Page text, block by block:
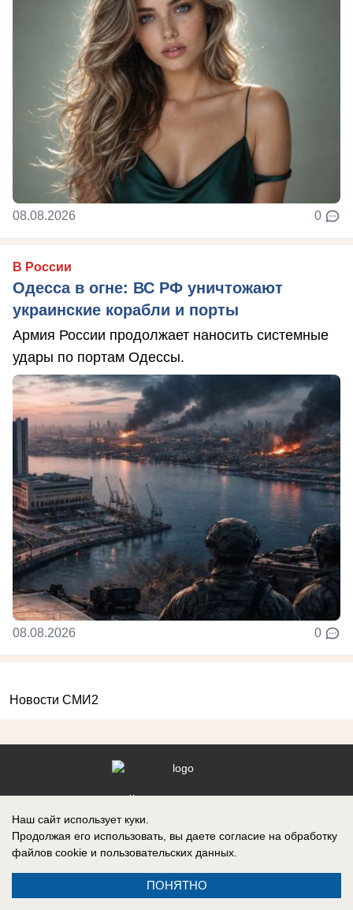
08.08.2026 0
В России
Одесса в огне: ВС РФ уничтожают
украинские корабли и порты
Армия России продолжает наносить системные
удары по портам Одессы.
08.08.2026 0
Новости СМИ2
Контакты
Наш сайт использует куки.
Продолжая его использовать, вы даете согласие на обработку
файлов cookie и пользовательских данных.
ПОНЯТНО